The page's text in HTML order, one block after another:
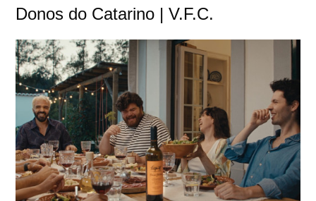
Donos do Catarino | V.F.C.